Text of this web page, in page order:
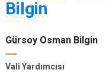
Gürsoy Osman Bilgin
Vali Yardımcısı